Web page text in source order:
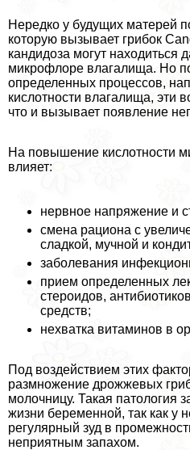
Нередко у будущих матерей
которую вызывает грибок
кандидоза могут находиться
микрофлоре влагалища. Но
определенных процессов,
кислотности влагалища, эти
что и вызывает появление
На повышение кислотности
влияет:
нервное напряжение и
смена рациона с
сладкой, мучной и
заболевания
прием определенных
стероидов,
средств;
нехватка витаминов в
Под воздействием этих
размножение дрожжевых
молочницу. Такая патология
жизни беременной, так как у
регулярный зуд в
неприятным запахом.